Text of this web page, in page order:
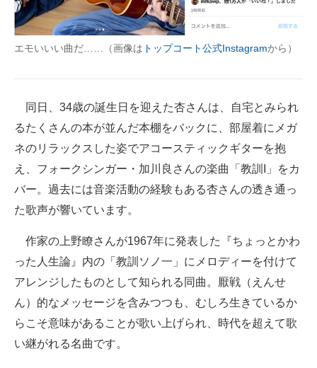
マーケ×ITの今がよく分かる
ITエンジニア向け専門サイト
企業向けIT製品の総合サイト
IT製品の技術・比較・事例
製造業のIT導入・活用を支援
モノづくり技術者専門サイト
エレクトロニクス専門サイト
エネルギーの専門メディア
ちょっと気になるネットの話題
エモいいい曲だ……（画像は トップコート公式Instagramから）
同日、34歳の誕生日を迎えた杏さんは、自宅とみられ
るたくさんの本が並んだ本棚をバックに、部屋着にメガ
ネのリラックスした姿でアコースティックギターを抱
え、フォークシンガー・加川良さんの楽曲「教訓I」をカ
バー。過去には音楽活動の経験もある杏さんの透き通っ
た歌声が響いています。
作家の上野瞭さんが1967年に発表した『ちょっとかわ
った人生論』内の「教訓ソノ一」にメロディーを付けて
アレンジしたものとして知られる同曲。厭戦（えんせ
ん）的なメッセージを含みつつも、むしろ生きているか
らこそ意味があることが歌い上げられ、時代を超えて歌
い継がれる名曲です。